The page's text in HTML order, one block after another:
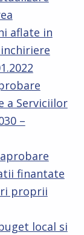
aflate in
a Serviciilor
–
finantate
proprii
local si